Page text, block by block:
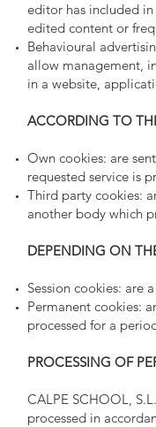
editor has included
edited content or
Behavioural
allow management,
in a website,
ACCORDING TO
Own cookies: are
requested service is
Third party cookies:
another body which
DEPENDING ON
Session cookies: are
Permanent cookies:
processed for a
PROCESSING OF
CALPE SCHOOL,
processed in